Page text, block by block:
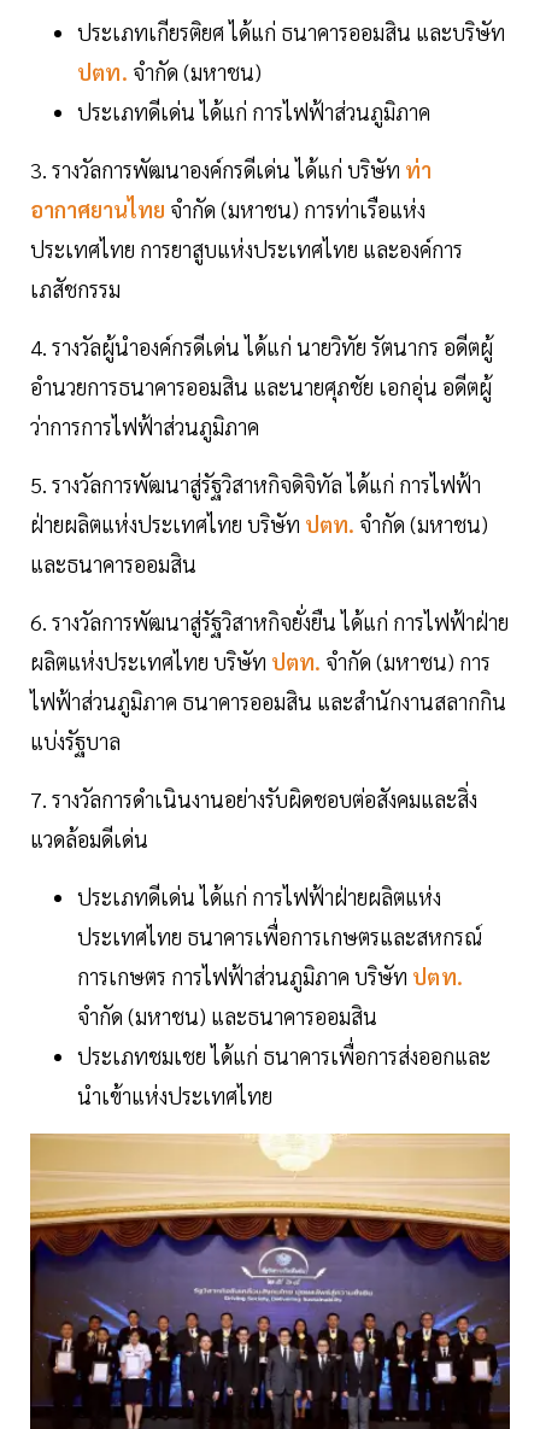
ประเภทเกียรติยศ ได้แก่ ธนาคารออมสิน และบริษัท
ปตท. จำกัด (มหาชน)
ประเภทดีเด่น ได้แก่ การไฟฟ้าส่วนภูมิภาค
3. รางวัลการพัฒนาองค์กรดีเด่น ได้แก่ บริษัท ท่า
อากาศยานไทย จำกัด (มหาชน) การท่าเรือแห่ง
ประเทศไทย การยาสูบแห่งประเทศไทย และองค์การ
เภสัชกรรม
4. รางวัลผู้นำองค์กรดีเด่น ได้แก่ นายวิทัย รัตนากร อดีตผู้
อำนวยการธนาคารออมสิน และนายศุภชัย เอกอุ่น อดีตผู้
ว่าการการไฟฟ้าส่วนภูมิภาค
5. รางวัลการพัฒนาสู่รัฐวิสาหกิจดิจิทัล ได้แก่ การไฟฟ้า
ฝ่ายผลิตแห่งประเทศไทย บริษัท ปตท. จำกัด (มหาชน)
และธนาคารออมสิน
6. รางวัลการพัฒนาสู่รัฐวิสาหกิจยั่งยืน ได้แก่ การไฟฟ้าฝ่าย
ผลิตแห่งประเทศไทย บริษัท ปตท. จำกัด (มหาชน) การ
ไฟฟ้าส่วนภูมิภาค ธนาคารออมสิน และสำนักงานสลากกิน
แบ่งรัฐบาล
7. รางวัลการดำเนินงานอย่างรับผิดชอบต่อสังคมและสิ่ง
แวดล้อมดีเด่น
ประเภทดีเด่น ได้แก่ การไฟฟ้าฝ่ายผลิตแห่ง
ประเทศไทย ธนาคารเพื่อการเกษตรและสหกรณ์
การเกษตร การไฟฟ้าส่วนภูมิภาค บริษัท ปตท.
จำกัด (มหาชน) และธนาคารออมสิน
ประเภทชมเชย ได้แก่ ธนาคารเพื่อการส่งออกและ
นำเข้าแห่งประเทศไทย